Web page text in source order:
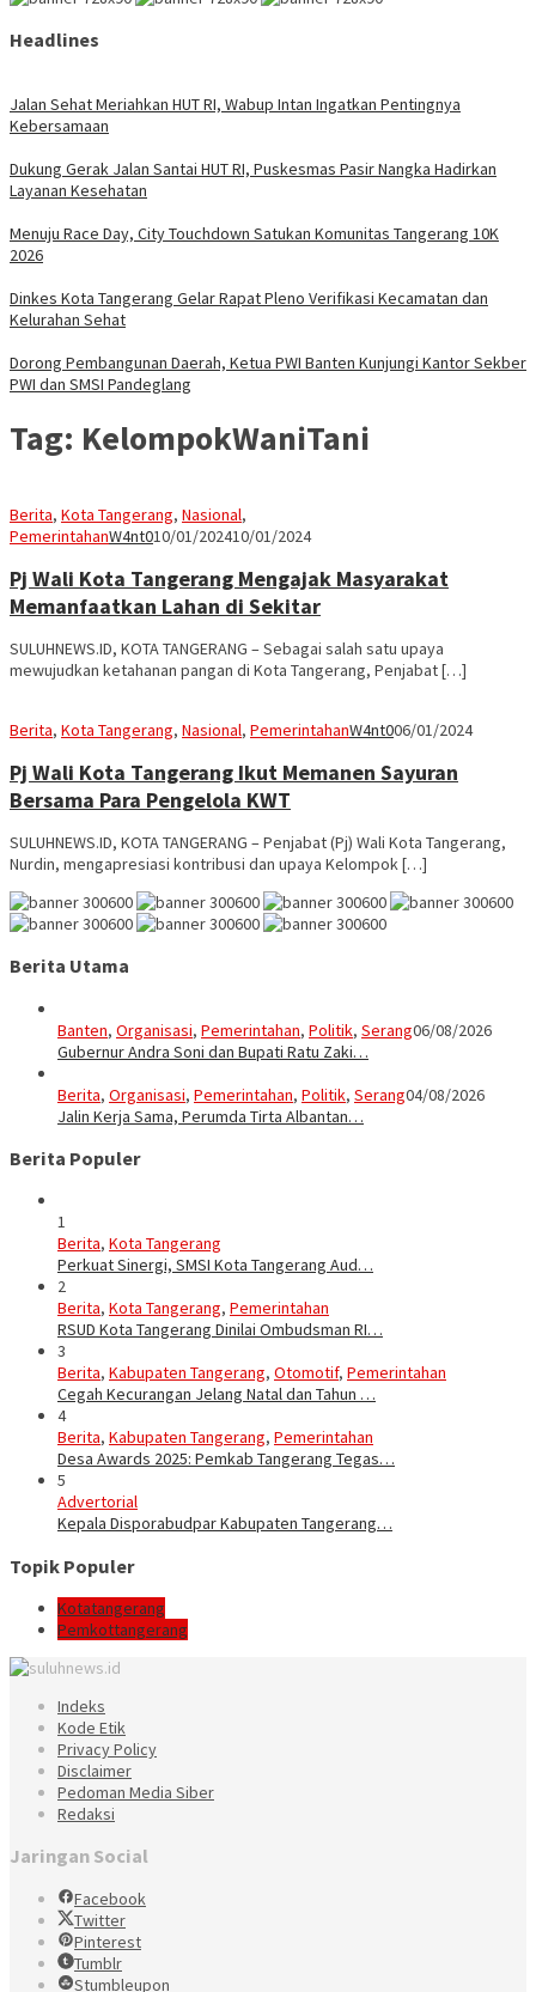
Headlines
Jalan Sehat Meriahkan HUT RI, Wabup Intan Ingatkan Pentingnya
Kebersamaan
Dukung Gerak Jalan Santai HUT RI, Puskesmas Pasir Nangka Hadirkan
Layanan Kesehatan
Menuju Race Day, City Touchdown Satukan Komunitas Tangerang 10K
2026
Dinkes Kota Tangerang Gelar Rapat Pleno Verifikasi Kecamatan dan
Kelurahan Sehat
Dorong Pembangunan Daerah, Ketua PWI Banten Kunjungi Kantor Sekber
PWI dan SMSI Pandeglang
Tag: KelompokWaniTani
Berita, Kota Tangerang, Nasional,
PemerintahanW4nt010/01/202410/01/2024
Pj Wali Kota Tangerang Mengajak Masyarakat
Memanfaatkan Lahan di Sekitar
SULUHNEWS.ID, KOTA TANGERANG – Sebagai salah satu upaya
mewujudkan ketahanan pangan di Kota Tangerang, Penjabat […]
Berita, Kota Tangerang, Nasional, PemerintahanW4nt006/01/2024
Pj Wali Kota Tangerang Ikut Memanen Sayuran
Bersama Para Pengelola KWT
SULUHNEWS.ID, KOTA TANGERANG – Penjabat (Pj) Wali Kota Tangerang,
Nurdin, mengapresiasi kontribusi dan upaya Kelompok […]
Berita Utama
Banten, Organisasi, Pemerintahan, Politik, Serang06/08/2026
Gubernur Andra Soni dan Bupati Ratu Zaki…
Berita, Organisasi, Pemerintahan, Politik, Serang04/08/2026
Jalin Kerja Sama, Perumda Tirta Albantan…
Berita Populer
1
Berita, Kota Tangerang
Perkuat Sinergi, SMSI Kota Tangerang Aud…
2
Berita, Kota Tangerang, Pemerintahan
RSUD Kota Tangerang Dinilai Ombudsman RI…
3
Berita, Kabupaten Tangerang, Otomotif, Pemerintahan
Cegah Kecurangan Jelang Natal dan Tahun …
4
Berita, Kabupaten Tangerang, Pemerintahan
Desa Awards 2025: Pemkab Tangerang Tegas…
5
Advertorial
Kepala Disporabudpar Kabupaten Tangerang…
Topik Populer
Kotatangerang
Pemkottangerang
Indeks
Kode Etik
Privacy Policy
Disclaimer
Pedoman Media Siber
Redaksi
Jaringan Social
Facebook
Twitter
Pinterest
Tumblr
Stumbleupon